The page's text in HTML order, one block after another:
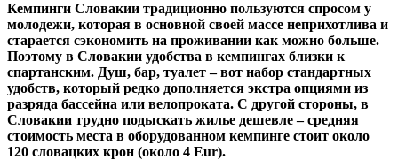
Кемпинги Словакии традиционно пользуются спросом у
молодежи, которая в основной своей массе неприхотлива и
старается сэкономить на проживании как можно больше.
Поэтому в Словакии удобства в кемпингах близки к
спартанским. Душ, бар, туалет – вот набор стандартных
удобств, который редко дополняется экстра опциями из
разряда бассейна или велопроката. С другой стороны, в
Словакии трудно подыскать жилье дешевле – средняя
стоимость места в оборудованном кемпинге стоит около
120 словацких крон (около 4 Eur).